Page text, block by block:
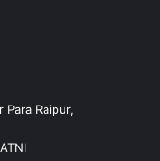
Para Raipur,